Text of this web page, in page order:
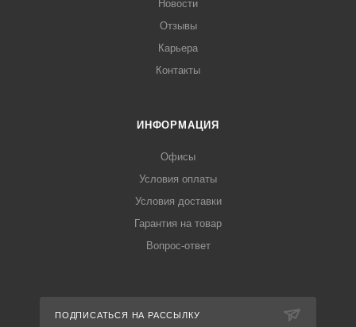
Новости
Отзывы
Карьера
Контакты
ИНФОРМАЦИЯ
Офисы
Условия оплаты
Условия доставки
Гарантия на товар
Вопрос-ответ
ПОДПИСАТЬСЯ НА РАССЫЛКУ